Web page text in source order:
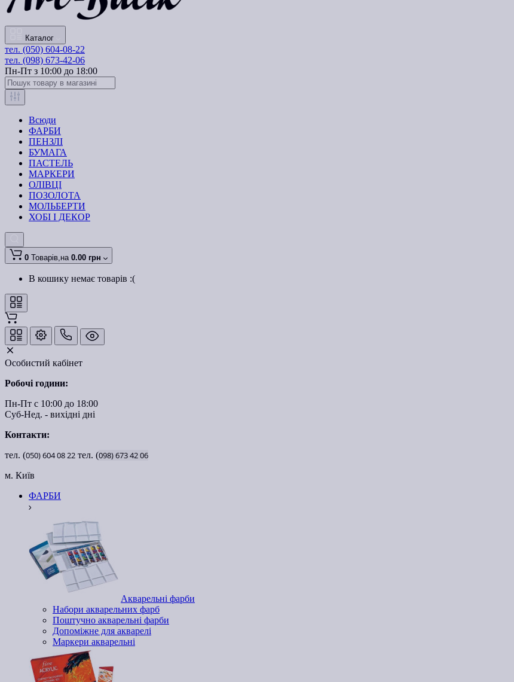
Каталог
тел. (050) 604-08-22
тел. (098) 673-42-06
Пн-Пт з 10:00 до 18:00
Всюди
ФАРБИ
ПЕНЗЛІ
БУМАГА
ПАСТЕЛЬ
МАРКЕРИ
ОЛІВЦІ
ПОЗОЛОТА
МОЛЬБЕРТИ
ХОБІ І ДЕКОР
0 Товарів,на 0.00 грн
В кошику немає товарів :(
Особистий кабінет
Робочі години:
Пн-Пт с 10:00 до 18:00
Суб-Нед. - вихідні дні
Контакти:
тел. (050)6040822 тел. (098)6734206
м. Київ
ФАРБИ
Акварельні фарби
Набори акварельних фарб
Поштучно акварельні фарби
Допоміжне для акварелі
Маркери акварельні